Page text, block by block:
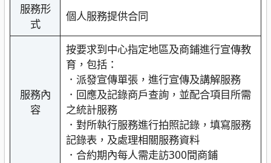
服務形
式
個人服務提供合同
服務內
容
按要求到中心指定地區及商鋪進行宣傳教
育，包括：
．派發宣傳單張，進行宣傳及講解服務
．回應及記錄商戶查詢，並配合項目所需
之統計服務
．對所執行服務進行拍照記錄，填寫服務
記錄表，及處理相關服務資料
．合約期內每人需走訪300間商鋪